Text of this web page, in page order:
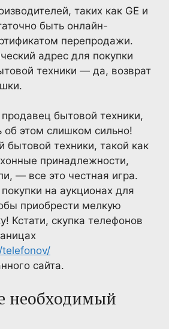
таких как GE и
быть онлайн-
перепродажи.
адрес для покупки
техники — да, возврат
бытовой техники,
об этом слишком сильно!
техники, такой как
принадлежности,
— все это честная игра.
на аукционах для
приобрести мелкую
Кстати, скупка телефонов
сайта.
необходимый